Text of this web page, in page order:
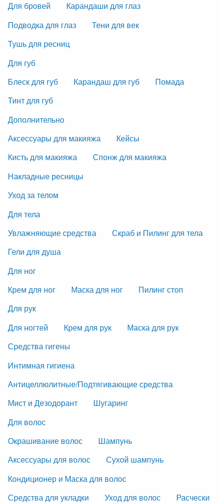
Для бровей
Карандаши для глаз
Подводка для глаз
Тени для век
Тушь для ресниц
Для губ
Блеск для губ
Карандаш для губ
Помада
Тинт для губ
Дополнительно
Аксессуары для макияжа
Кейсы
Кисть для макияжа
Спонж для макияжа
Накладные ресницы
Уход за телом
Для тела
Увлажняющие средства
Скраб и Пилинг для тела
Гели для душа
Для ног
Крем для ног
Маска для ног
Пилинг стоп
Для рук
Для ногтей
Крем для рук
Маска для рук
Средства гигены
Интимная гигиена
Антицеллюлитные/Подтягивающие средства
Мист и Дезодорант
Шугаринг
Для волос
Окрашивание волос
Шампунь
Аксессуары для волос
Сухой шампунь
Кондиционер и Маска для волос
Средства для укладки
Уход для волос
Расчески